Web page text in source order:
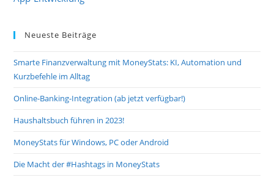
Neueste Beiträge
Smarte Finanzverwaltung mit MoneyStats: KI, Automation und
Kurzbefehle im Alltag
Online-Banking-Integration (ab jetzt verfügbar!)
Haushaltsbuch führen in 2023!
MoneyStats für Windows, PC oder Android
Die Macht der #Hashtags in MoneyStats